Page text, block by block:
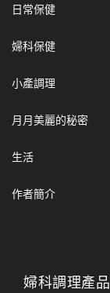
日常保健
婦科保健
小產調理
月月美麗的秘密
生活
作者簡介
婦科調理產品